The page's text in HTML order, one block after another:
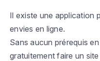
Il existe une application
envies en ligne.
Sans aucun prérequis
gratuitement faire un